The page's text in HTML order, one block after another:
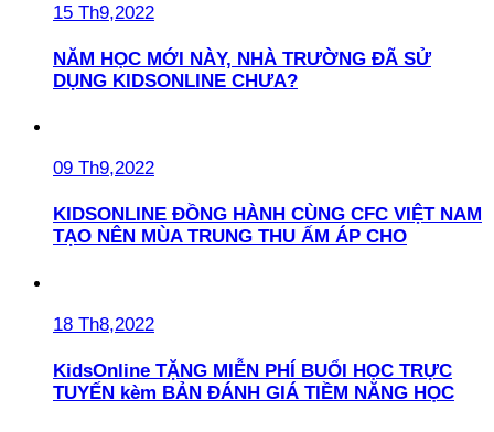
15 Th9,2022
NĂM HỌC MỚI NÀY, NHÀ TRƯỜNG ĐÃ SỬ
DỤNG KIDSONLINE CHƯA?
09 Th9,2022
KIDSONLINE ĐỒNG HÀNH CÙNG CFC VIỆT NAM
TẠO NÊN MÙA TRUNG THU ẤM ÁP CHO
18 Th8,2022
KidsOnline TẶNG MIỄN PHÍ BUỔI HỌC TRỰC
TUYẾN kèm BẢN ĐÁNH GIÁ TIỀM NĂNG HỌC